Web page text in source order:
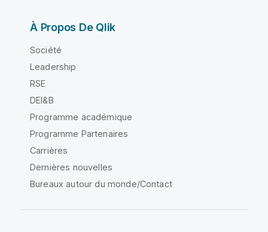
À Propos De Qlik
Société
Leadership
RSE
DEI&B
Programme académique
Programme Partenaires
Carrières
Dernières nouvelles
Bureaux autour du monde/Contact